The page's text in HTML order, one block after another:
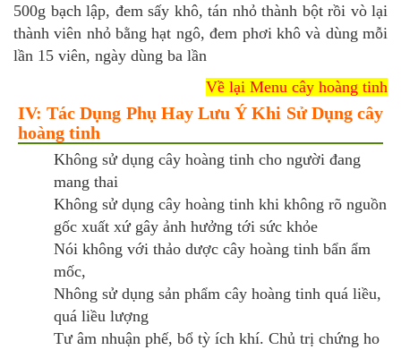
500g bạch lập, đem sấy khô, tán nhỏ thành bột rồi vò lại
thành viên nhỏ bằng hạt ngô, đem phơi khô và dùng mỗi
lần 15 viên, ngày dùng ba lần
Về lại Menu cây hoàng tinh
IV: Tác Dụng Phụ Hay Lưu Ý Khi Sử Dụng cây
hoàng tinh
Không sử dụng cây hoàng tinh cho người đang
mang thai
Không sử dụng cây hoàng tinh khi không rõ nguồn
gốc xuất xứ gây ảnh hưởng tới sức khỏe
Nói không với thảo dược cây hoàng tinh bẩn ẩm
mốc,
Nhông sử dụng sản phẩm cây hoàng tinh quá liều,
quá liều lượng
Tư âm nhuận phế, bổ tỳ ích khí. Chủ trị chứng ho